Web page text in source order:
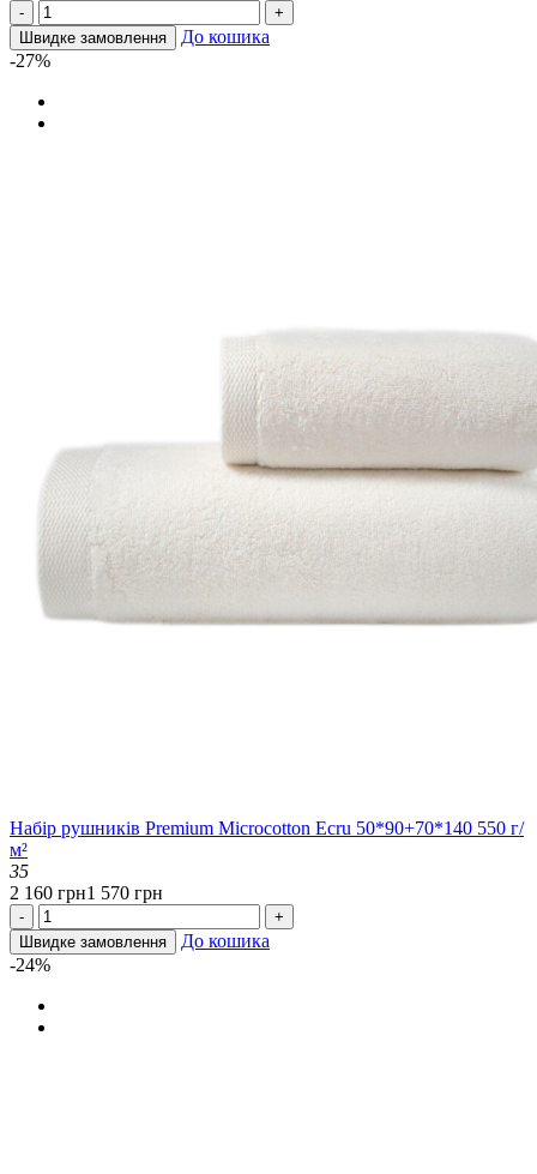
-
+
Швидке замовлення
До кошика
-27%
Набір рушників Premium Microcotton Ecru 50*90+70*140 550 г/
м²
35
2 160 грн1 570 грн
-
+
Швидке замовлення
До кошика
-24%